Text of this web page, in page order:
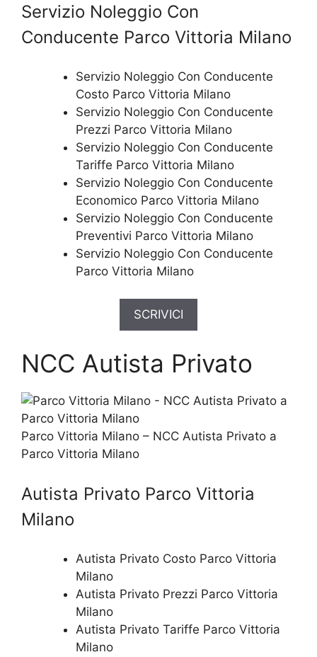
Servizio Noleggio Con
Conducente Parco Vittoria Milano
Servizio Noleggio Con Conducente
Costo Parco Vittoria Milano
Servizio Noleggio Con Conducente
Prezzi Parco Vittoria Milano
Servizio Noleggio Con Conducente
Tariffe Parco Vittoria Milano
Servizio Noleggio Con Conducente
Economico Parco Vittoria Milano
Servizio Noleggio Con Conducente
Preventivi Parco Vittoria Milano
Servizio Noleggio Con Conducente
Parco Vittoria Milano
SCRIVICI
NCC Autista Privato
Parco Vittoria Milano – NCC Autista Privato a
Parco Vittoria Milano
Autista Privato Parco Vittoria
Milano
Autista Privato Costo Parco Vittoria
Milano
Autista Privato Prezzi Parco Vittoria
Milano
Autista Privato Tariffe Parco Vittoria
Milano